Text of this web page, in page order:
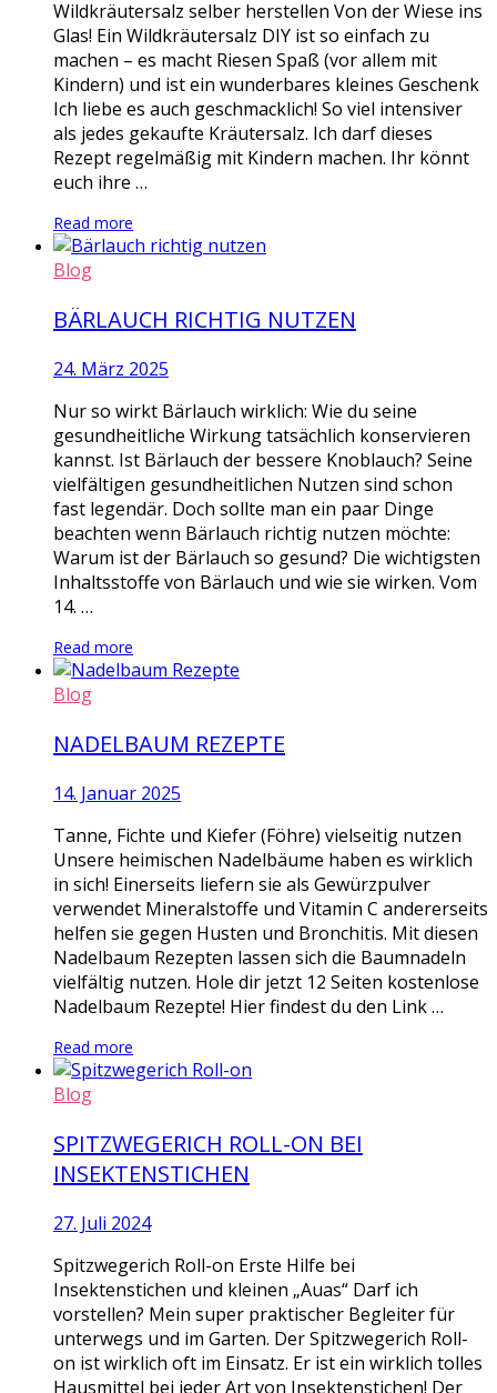
Wildkräutersalz selber herstellen Von der Wiese ins
Glas! Ein Wildkräutersalz DIY ist so einfach zu
machen – es macht Riesen Spaß (vor allem mit
Kindern) und ist ein wunderbares kleines Geschenk
Ich liebe es auch geschmacklich! So viel intensiver
als jedes gekaufte Kräutersalz. Ich darf dieses
Rezept regelmäßig mit Kindern machen. Ihr könnt
euch ihre …
Read more
Blog
BÄRLAUCH RICHTIG NUTZEN
24. März 2025
Nur so wirkt Bärlauch wirklich: Wie du seine
gesundheitliche Wirkung tatsächlich konservieren
kannst. Ist Bärlauch der bessere Knoblauch? Seine
vielfältigen gesundheitlichen Nutzen sind schon
fast legendär. Doch sollte man ein paar Dinge
beachten wenn Bärlauch richtig nutzen möchte:
Warum ist der Bärlauch so gesund? Die wichtigsten
Inhaltsstoffe von Bärlauch und wie sie wirken. Vom
14. …
Read more
Blog
NADELBAUM REZEPTE
14. Januar 2025
Tanne, Fichte und Kiefer (Föhre) vielseitig nutzen
Unsere heimischen Nadelbäume haben es wirklich
in sich! Einerseits liefern sie als Gewürzpulver
verwendet Mineralstoffe und Vitamin C andererseits
helfen sie gegen Husten und Bronchitis. Mit diesen
Nadelbaum Rezepten lassen sich die Baumnadeln
vielfältig nutzen. Hole dir jetzt 12 Seiten kostenlose
Nadelbaum Rezepte! Hier findest du den Link …
Read more
Blog
SPITZWEGERICH ROLL-ON BEI
INSEKTENSTICHEN
27. Juli 2024
Spitzwegerich Roll-on Erste Hilfe bei
Insektenstichen und kleinen „Auas“ Darf ich
vorstellen? Mein super praktischer Begleiter für
unterwegs und im Garten. Der Spitzwegerich Roll-
on ist wirklich oft im Einsatz. Er ist ein wirklich tolles
Hausmittel bei jeder Art von Insektenstichen! Der